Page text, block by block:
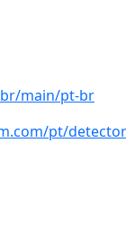
main/pt-br
pt/